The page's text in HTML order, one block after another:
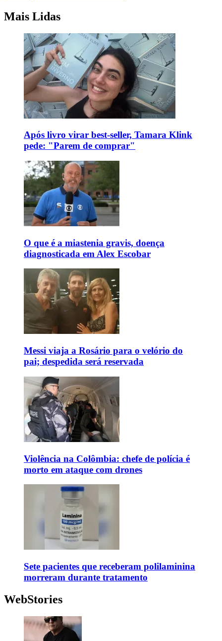
Mais Lidas
Após livro virar best-seller, Tamara Klink
pede: "Parem de comprar"
O que é a miastenia gravis, doença
diagnosticada em Alex Escobar
Messi viaja a Rosário para o velório do
pai; despedida será reservada
Violência na Colômbia: chefe de polícia é
morto em ataque com drones
Sete pacientes que receberam polilaminina
morreram durante tratamento
WebStories